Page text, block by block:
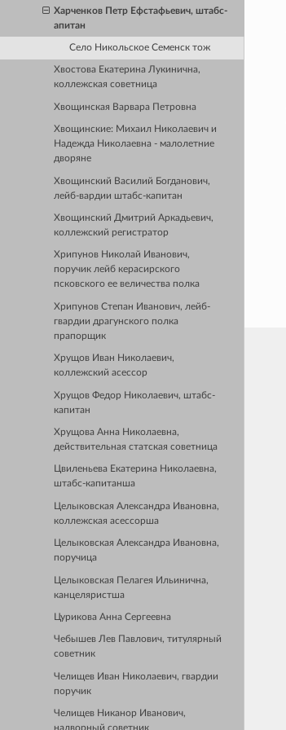
Харченков Петр Ефстафьевич, штабс-
апитан
Село Никольское Семенск тож
Хвостова Екатерина Лукинична,
коллежская советница
Хвощинская Варвара Петровна
Хвощинские: Михаил Николаевич и
Надежда Николаевна - малолетние
дворяне
Хвощинский Василий Богданович,
лейб-вардии штабс-капитан
Хвощинский Дмитрий Аркадьевич,
коллежский регистратор
Хрипунов Николай Иванович,
поручик лейб керасирского
псковского ее величества полка
Хрипунов Степан Иванович, лейб-
гвардии драгунского полка
прапорщик
Хрущов Иван Николаевич,
коллежский асессор
Хрущов Федор Николаевич, штабс-
капитан
Хрущова Анна Николаевна,
действительная статская советница
Цвиленьева Екатерина Николаевна,
штабс-капитанша
Целыковская Александра Ивановна,
коллежская асессорша
Целыковская Александра Ивановна,
поручица
Целыковская Пелагея Ильинична,
канцеляристша
Цурикова Анна Сергеевна
Чебышев Лев Павлович, титулярный
советник
Челищев Иван Николаевич, гвардии
поручик
Челищев Никанор Иванович,
надворный советник